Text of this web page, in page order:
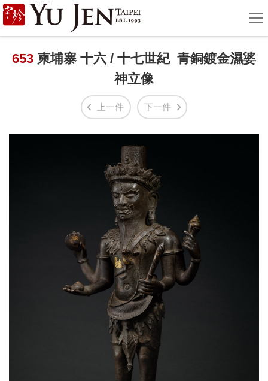
宇
珍
國
術
單
653 柬埔寨 十六 / 十七世紀 青銅鍍金濕婆
神立像
上一件 下一件